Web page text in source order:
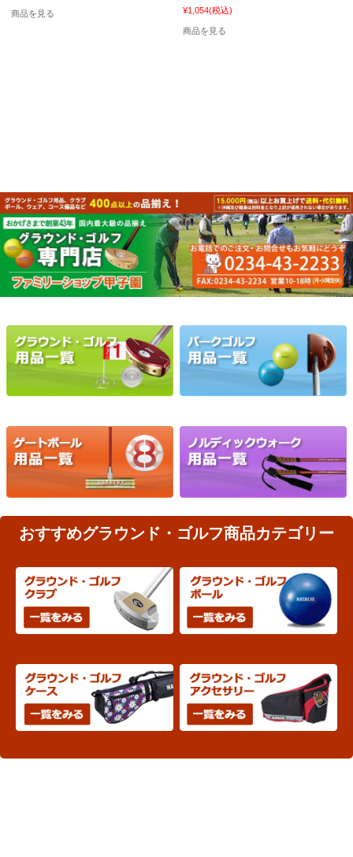
おすすめグラウンド・ゴルフ商品カテゴリー
商品を見る
¥1,054(税込)
商品を見る